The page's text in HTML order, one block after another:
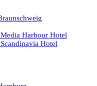
Harbour Hotel
Hotel